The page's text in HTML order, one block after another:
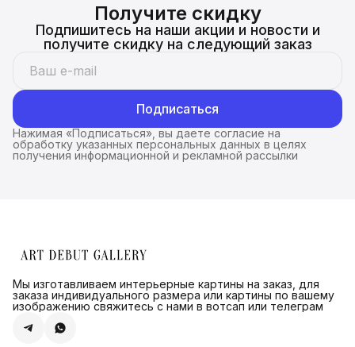
Получите скидку
Подпишитесь на наши акции и новости и
получите скидку на следующий заказ
Подписаться
Нажимая «Подписаться», вы даете согласие на
обработку указанных персональных данных в целях
получения информационной и рекламной рассылки
Мы изготавливаем интерьерные картины на заказ, для
заказа индивидуального размера или картины по вашему
изображению свяжитесь с нами в вотсап или телеграм